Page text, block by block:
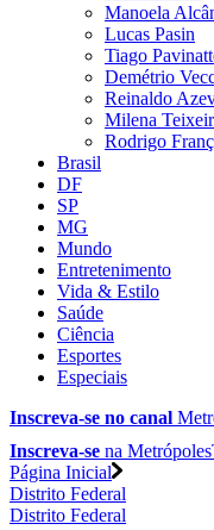
Manoela
Lucas Pasin
Tiago
Demétrio
Reinaldo
Milena
Rodrigo
Brasil
DF
SP
MG
Mundo
Entretenimento
Vida & Estilo
Saúde
Ciência
Esportes
Especiais
Inscreva-se no canal
Inscreva-se na
Página Inicial
Distrito Federal
Distrito Federal